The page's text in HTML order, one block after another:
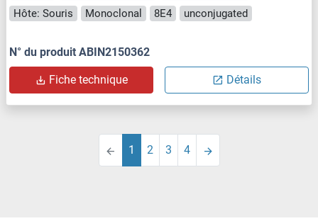
Hôte: Souris
Monoclonal 8E4 unconjugated
N° du produit ABIN2150362
Fiche technique Détails
1 2 3 4